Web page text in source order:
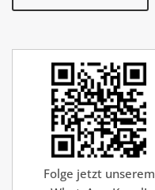
Folge jetzt unserem